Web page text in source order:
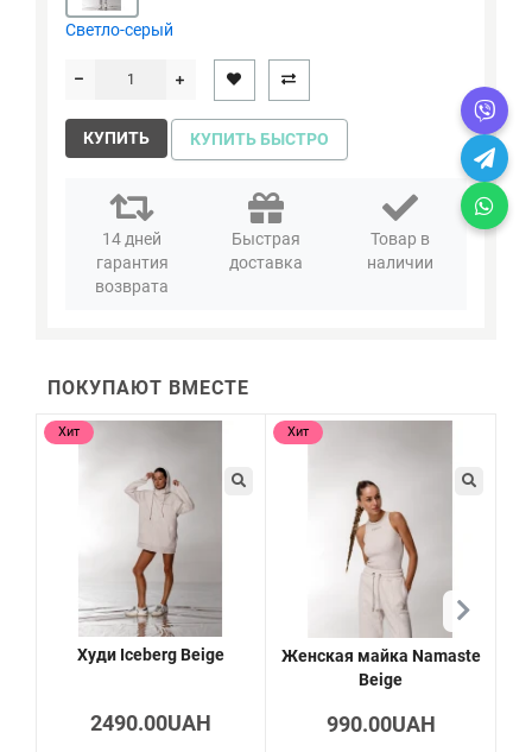
Светло-серый
КУПИТЬ КУПИТЬ БЫСТРО
14 дней
гарантия
возврата
Быстрая
доставка
Товар в
наличии
ПОКУПАЮТ ВМЕСТЕ
Хит
Худи Iceberg Beige
2490.00UAH
Хит
Женская майка Namaste
Beige
990.00UAH